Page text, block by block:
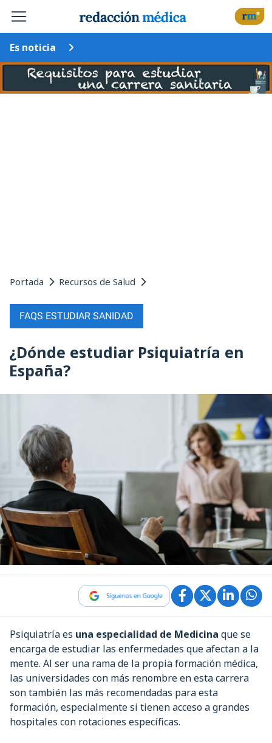
Es noticia
Portada Recursos de Salud
FAQS ESTUDIAR SANIDAD
¿Dónde estudiar Psiquiatría en
España?
Psiquiatría es una especialidad de Medicina que se
encarga de estudiar las enfermedades que afectan a la
mente. Al ser una rama de la propia formación médica,
las universidades con más renombre en esta carrera
son también las más recomendadas para esta
formación, especialmente si tienen acceso a grandes
hospitales con rotaciones específicas.